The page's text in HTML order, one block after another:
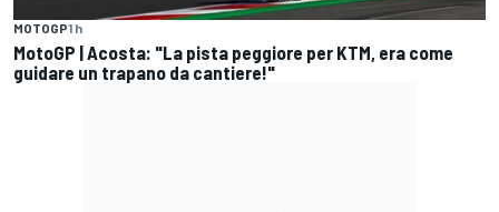
MOTOGP1 h
MotoGP | Acosta: "La pista peggiore per KTM, era come
guidare un trapano da cantiere!"